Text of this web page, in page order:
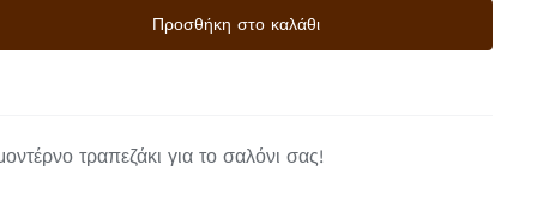
Προσθήκη στο καλάθι
τραπεζάκι για το σαλόνι σας!